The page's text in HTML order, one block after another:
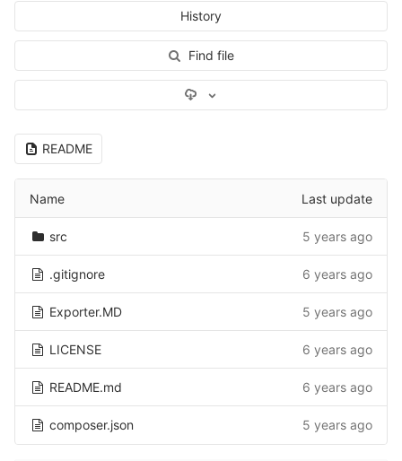
History
Find file
Select Archive Format
README
Name Last update
src 5 years ago
.gitignore 6 years ago
Exporter.MD 5 years ago
LICENSE 6 years ago
README.md 6 years ago
composer.json 5 years ago